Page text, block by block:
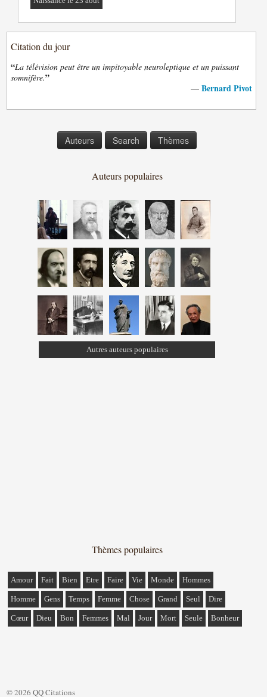
Citation du jour
“La télévision peut être un impitoyable neuroleptique et un puissant
somnifère.”
— Bernard Pivot
Auteurs Search Thèmes
Auteurs populaires
Autres auteurs populaires
Thèmes populaires
Amour Fait Bien Etre Faire Vie Monde Hommes
Homme Gens Temps Femme Chose Grand Seul Dire
Cœur Dieu Bon Femmes Mal Jour Mort Seule Bonheur
© 2026 QQ Citations